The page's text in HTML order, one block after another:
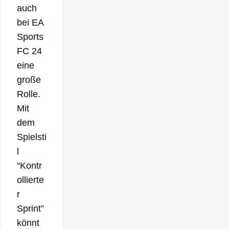
auch
bei EA
Sports
FC 24
eine
große
Rolle.
Mit
dem
Spielsti
l
“Kontr
ollierte
r
Sprint”
könnt